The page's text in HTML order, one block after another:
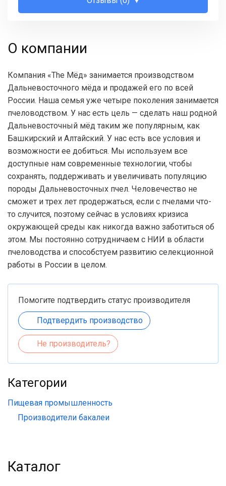
О компании
Компания «Тhe Мёд» занимается производством
Дальневосточного мёда и продажей его по всей
России. Наша семья уже четыре поколения занимается
пчеловодством. У нас есть цель — сделать наш родной
Дальневосточный мёд таким же популярным, как
Башкирский и Алтайский. У нас есть все условия и
возможности ее добиться. Мы используем все
доступные нам современные технологии, чтобы
сохранять, поддерживать и увеличивать популяцию
породы Дальневосточных пчел. Человечество не
сможет и трех лет продержаться, если с пчелами что-
то случится, поэтому сейчас в условиях кризиса
окружающей среды как никогда важно заботиться об
этом. Мы постоянно сотрудничаем с НИИ в области
пчеловодства и способстуем развитию селекционной
работы в России в целом.
Помогите подтвердить статус производителя
Подтвердить производство
Не производитель?
Категории
Пищевая промышленность
Производители бакалеи
Каталог